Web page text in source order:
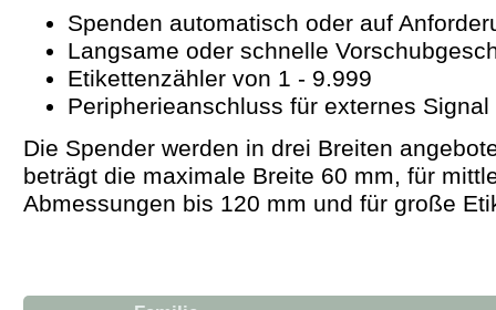
Spenden automatisch oder auf
Langsame oder schnelle
Etikettenzähler von 1 - 9.999
Peripherieanschluss für externes Signal
Die Spender werden in drei Breiten
beträgt die maximale Breite 60 mm, für
Abmessungen bis 120 mm und für große